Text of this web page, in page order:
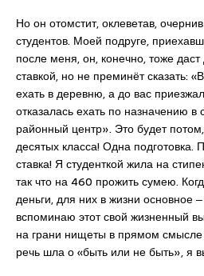
Но он отомстит, оклеветав,
студентов. Моей подруге,
после меня, он, конечно, тоже даст
ставкой, но не преминёт сказать:
ехать в деревню, а до вас
отказалась ехать по назначению в
районный центр». Это будет
десятых класса! Одна
ставка! Я студенткой жила на
так что на 460 прожить сумею.
деньги, для них в жизни основное
вспоминаю этот свой жизненный
на грани нищеты в прямом смысле
речь шла о «быть или не быть», я